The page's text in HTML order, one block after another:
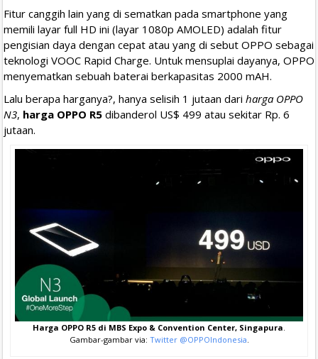
Fitur canggih lain yang di sematkan pada smartphone yang
memili layar full HD ini (layar 1080p AMOLED) adalah fitur
pengisian daya dengan cepat atau yang di sebut OPPO sebagai
teknologi VOOC Rapid Charge. Untuk mensuplai dayanya, OPPO
menyematkan sebuah baterai berkapasitas 2000 mAH.
Lalu berapa harganya?, hanya selisih 1 jutaan dari harga OPPO
N3, harga OPPO R5 dibanderol US$ 499 atau sekitar Rp. 6
jutaan.
Harga OPPO R5 di MBS Expo & Convention Center, Singapura
Gambar-gambar via: Twitter @OPPOIndonesia